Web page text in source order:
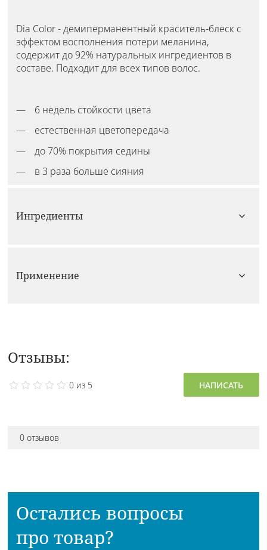
Dia Color - демиперманентный краситель-блеск с
эффектом восполнения потери меланина,
содержит до 92% натуральных ингредиентов в
составе. Подходит для всех типов волос.
6 недель стойкости цвета
естественная цветопередача
до 70% покрытия седины
в 3 раза больше сияния
Ингредиенты
Применение
Отзывы:
0 из 5 НАПИСАТЬ
0 отзывов
Остались вопросы
про товар?